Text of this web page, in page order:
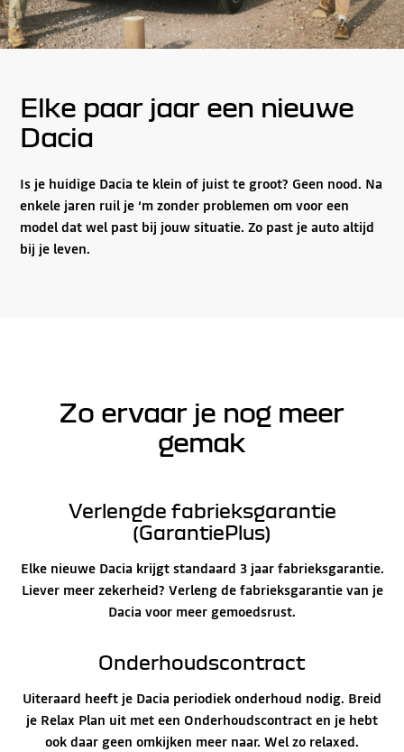
Elke paar jaar een nieuwe
Dacia
Is je huidige Dacia te klein of juist te groot? Geen nood. Na
enkele jaren ruil je ‘m zonder problemen om voor een
model dat wel past bij jouw situatie. Zo past je auto altijd
bij je leven.
Zo ervaar je nog meer
gemak
Verlengde fabrieksgarantie
(GarantiePlus)
Elke nieuwe Dacia krijgt standaard 3 jaar fabrieksgarantie.
Liever meer zekerheid? Verleng de fabrieksgarantie van je
Dacia voor meer gemoedsrust.
Onderhoudscontract
Uiteraard heeft je Dacia periodiek onderhoud nodig. Breid
je Relax Plan uit met een Onderhoudscontract en je hebt
ook daar geen omkijken meer naar. Wel zo relaxed.